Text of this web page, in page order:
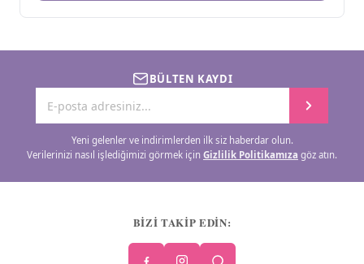
BÜLTEN KAYDI
Yeni gelenler ve indirimlerden ilk siz haberdar olun.
Verilerinizi nasıl işlediğimizi görmek için Gizlilik Politikamıza göz atın.
BİZİ TAKİP EDİN: